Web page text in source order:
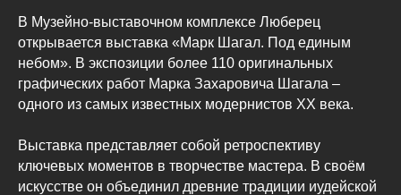
В Музейно-выставочном комплексе Люберец
открывается выставка «Марк Шагал. Под единым
небом». В экспозиции более 110 оригинальных
графических работ Марка Захаровича Шагала –
одного из самых известных модернистов ХХ века.
Выставка представляет собой ретроспективу
ключевых моментов в творчестве мастера. В своём
искусстве он объединил древние традиции иудейской